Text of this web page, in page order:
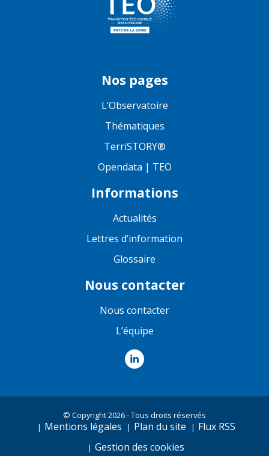
Nos pages
L’Observatoire
Thématiques
TerriSTORY®
Opendata | TEO
Informations
Actualités
Lettres d’information
Glossaire
Nous contacter
Nous contacter
L’équipe
© Copyright 2026 - Tous droits réservés
Mentions légales Plan du site
Flux RSS
Gestion des cookies